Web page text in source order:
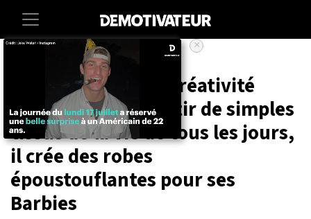
Cet homme a une créativité
débordante : À partir de simples
tissus de la vie de tous les jours,
il crée des robes
époustouflantes pour ses
Barbies
×